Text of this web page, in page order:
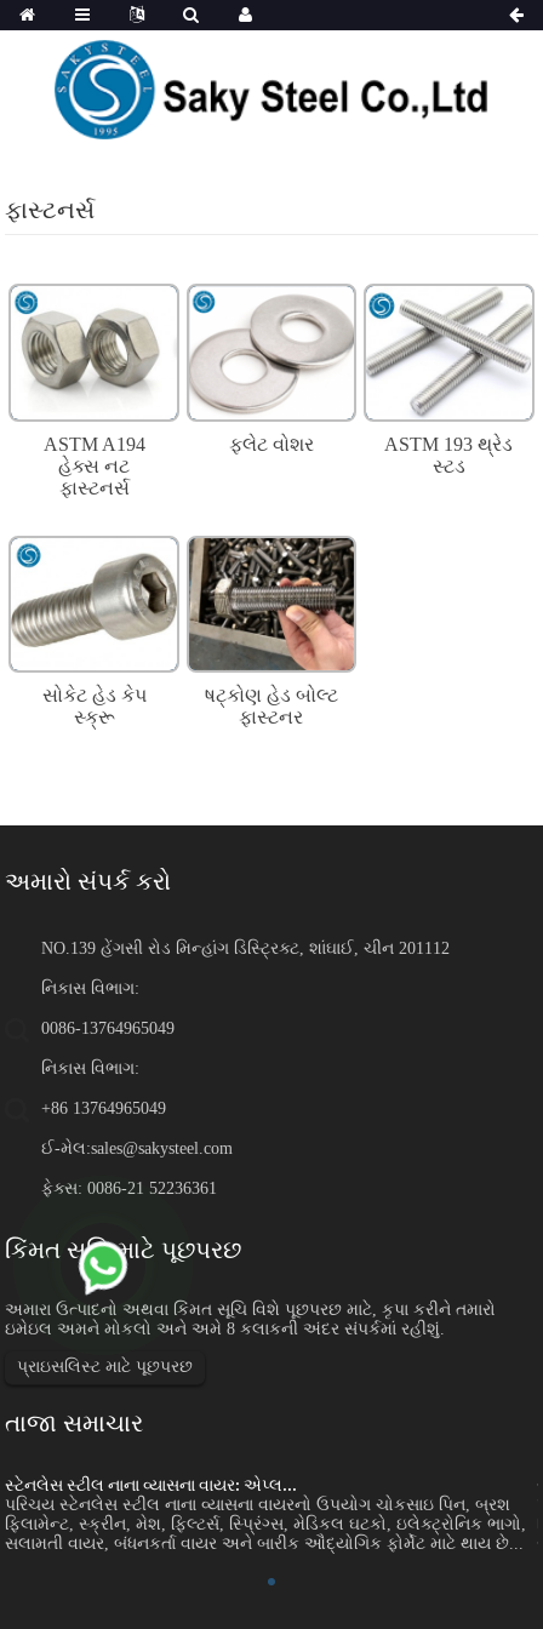
ફાસ્ટનર્સ
ASTM A194
હેક્સ નટ
ફાસ્ટનર્સ
ફ્લેટ વોશર
ASTM 193 થ્રેડ
સ્ટડ
સોકેટ હેડ કેપ
સ્ક્રૂ
ષટ્કોણ હેડ બોલ્ટ
ફાસ્ટનર
અમારો સંપર્ક કરો
NO.139 હેંગસી રોડ મિન્હાંગ ડિસ્ટ્રિક્ટ, શાંઘાઈ, ચીન 201112
નિકાસ વિભાગ:
0086-13764965049
નિકાસ વિભાગ:
+86 13764965049
ઈ-મેલ:sales@sakysteel.com
ફેક્સ: 0086-21 52236361
કિંમત સૂચિ માટે પૂછપરછ
અમારા ઉત્પાદનો અથવા કિંમત સૂચિ વિશે પૂછપરછ માટે, કૃપા કરીને તમારો
ઇમેઇલ અમને મોકલો અને અમે 8 કલાકની અંદર સંપર્કમાં રહીશું.
પ્રાઇસલિસ્ટ માટે પૂછપરછ
તાજા સમાચાર
સ્ટેનલેસ સ્ટીલ નાના વ્યાસના વાયર: એપ્લ...
પરિચય સ્ટેનલેસ સ્ટીલ નાના વ્યાસના વાયરનો ઉપયોગ ચોકસાઇ પિન, બ્રશ
ફિલામેન્ટ, સ્ક્રીન, મેશ, ફિલ્ટર્સ, સ્પ્રિંગ્સ, મેડિકલ ઘટકો, ઇલેક્ટ્રોનિક ભાગો,
સલામતી વાયર, બંધનકર્તા વાયર અને બારીક ઔદ્યોગિક ફોર્મેટ માટે થાય છે...